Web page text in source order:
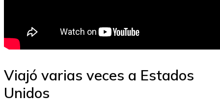
Viajó varias veces a Estados
Unidos